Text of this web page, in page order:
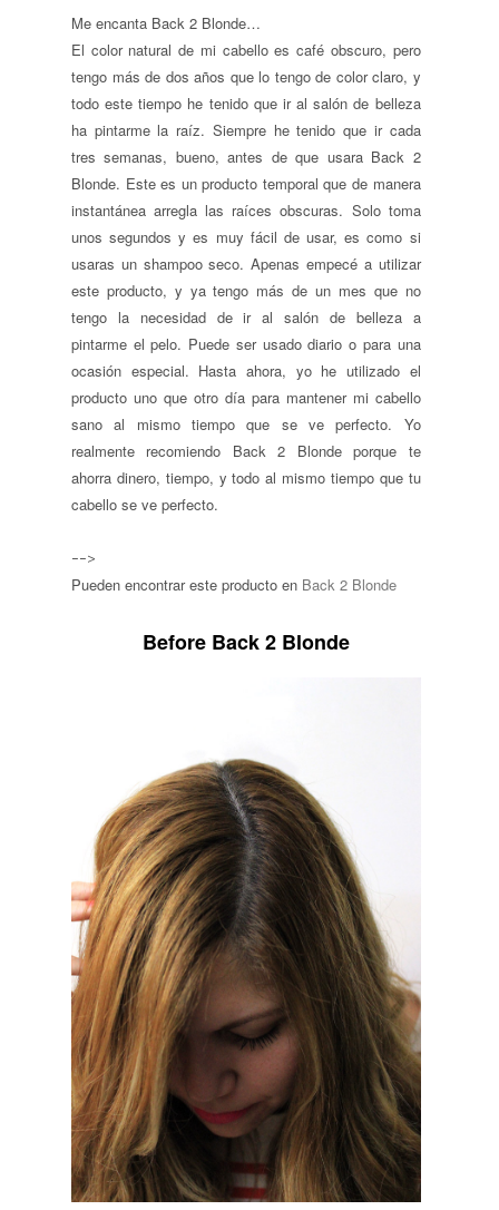
Me encanta Back 2 Blonde…
El color natural de mi cabello es café obscuro, pero
tengo más de dos años que lo tengo de color claro, y
todo este tiempo he tenido que ir al salón de belleza
ha pintarme la raíz. Siempre he tenido que ir cada
tres semanas, bueno, antes de que usara Back 2
Blonde. Este es un producto temporal que de manera
instantánea arregla las raíces obscuras. Solo toma
unos segundos y es muy fácil de usar, es como si
usaras un shampoo seco. Apenas empecé a utilizar
este producto, y ya tengo más de un mes que no
tengo la necesidad de ir al salón de belleza a
pintarme el pelo. Puede ser usado diario o para una
ocasión especial. Hasta ahora, yo he utilizado el
producto uno que otro día para mantener mi cabello
sano al mismo tiempo que se ve perfecto. Yo
realmente recomiendo Back 2 Blonde porque te
ahorra dinero, tiempo, y todo al mismo tiempo que tu
cabello se ve perfecto.
-->
Pueden encontrar este producto en Back 2 Blonde
Before Back 2 Blonde